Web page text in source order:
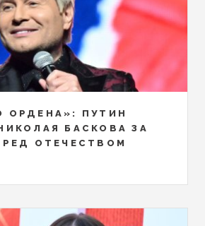
ОРДЕНА»: ПУТИН
БАСКОВА ЗА
ОТЕЧЕСТВОМ